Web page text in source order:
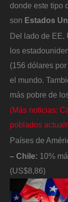
donde este tipo
son Estados
Del lado de EE.
los
(156 dólares
el mundo.
más pobre de
(Más noticias:
poblados
Países de
– Chile: 10%
(US$8,86)